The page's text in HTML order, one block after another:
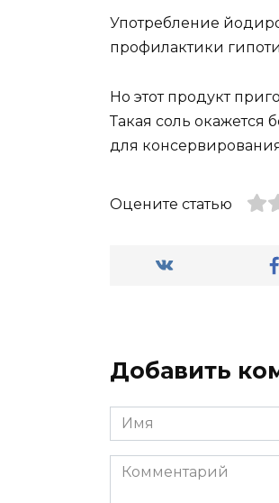
Употребление
профилактики
Но этот продукт
Такая соль окажется
для
Оцените статью
Добавить
Имя
*
Комментарий